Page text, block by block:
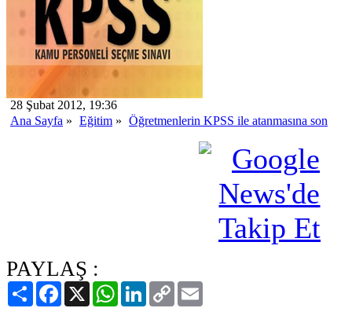
28 Şubat 2012, 19:36
Ana Sayfa » Eğitim » Öğretmenlerin KPSS ile atanmasına son
PAYLAŞ :
PaylaşFacebook
X WhatsAppLinkedIn
Copy
Link